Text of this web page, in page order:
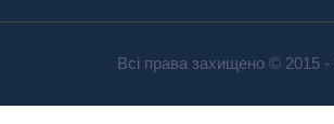
Всі права захищено © 2015 -